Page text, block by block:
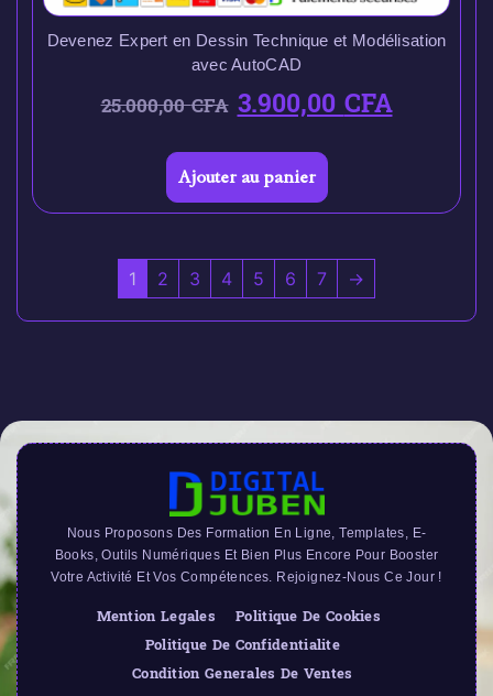
Devenez Expert en Dessin Technique et Modélisation
avec AutoCAD
25.000,00CFA 3.900,00CFA
Ajouter au panier
1 2 3 4 5 6 7 →
Nous Proposons Des Formation En Ligne, Templates, E-
Books, Outils Numériques Et Bien Plus Encore Pour Booster
Votre Activité Et Vos Compétences. Rejoignez-Nous Ce Jour !
Mention Legales
Politique De Cookies
Politique De Confidentialite
Condition Generales De Ventes